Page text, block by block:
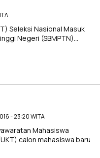
Seleksi Nasional Masuk
Negeri (SBMPTN)…
- 23:20 WITA
Mahasiswa
calon mahasiswa baru